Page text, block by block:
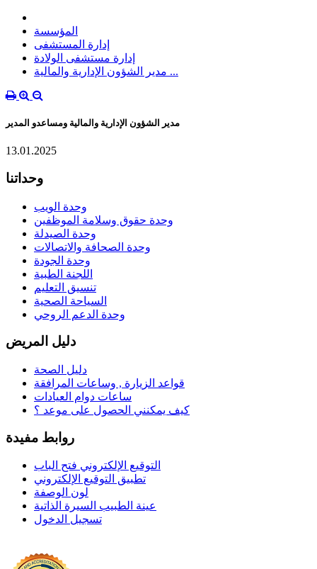
المؤسسة
إدارة المستشفى
إدارة مستشفى الولادة
مدير الشؤون الإدارية والمالية ...
مدير الشؤون الإدارية والمالية ومساعدو المدير
13.01.2025
وحداتنا
وحدة الويب
وحدة حقوق وسلامة الموظفين
وحدة الصيدلة
وحدة الصحافة والاتصالات
وحدة الجودة
اللجنة الطبية
تنسيق التعليم
السياحة الصحية
وحدة الدعم الروحي
دليل المريض
دليل الصحة
قواعد الزيارة , وساعات المرافقة
ساعات دوام العيادات
كيف يمكنني الحصول على موعد ؟
روابط مفيدة
التوقيع الإلكتروني فتح الباب
تطبيق التوقيع الإلكتروني
لون الوصفة
عينة الطبيب السيرة الذاتية
تسجيل الدخول